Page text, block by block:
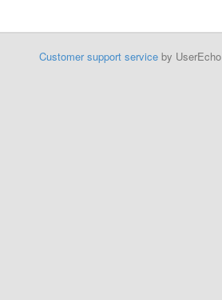
Customer support serviceby UserEcho